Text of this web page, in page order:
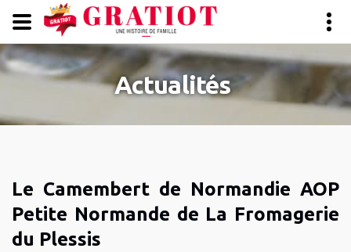
Panneau de gestion des cookies
Actualités
Le Camembert de Normandie AOP
Petite Normande de La Fromagerie
du Plessis